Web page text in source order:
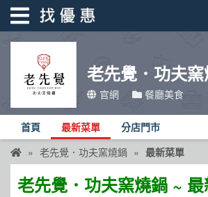
老先覺．功夫
官網 餐廳美食
首頁 最新菜單 分店門市
老先覺．功夫窯燒鍋 最新菜單
老先覺．功夫窯燒鍋 ~
找優惠
優惠活動
折價卷
線上DM